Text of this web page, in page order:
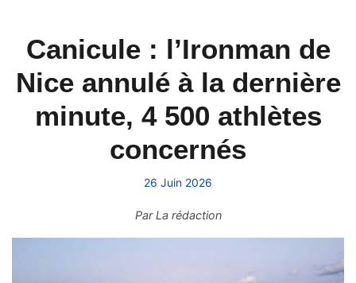
Canicule : l’Ironman de
Nice annulé à la dernière
minute, 4 500 athlètes
concernés
26 Juin 2026
ParLa rédaction